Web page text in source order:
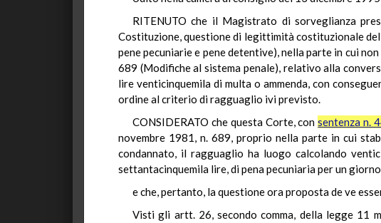
RITENUTO che il Magistrato di sorveglianza
Costituzione, questione di legittimità costituzionale
pene pecuniarie e pene detentive), nella parte in cui
689 (Modifiche al sistema penale), relativo alla
lire venticinquemila di multa o ammenda, con
ordine al criterio di ragguaglio ivi previsto.
CONSIDERATO che questa Corte, consentenza n.
novembre 1981, n. 689, proprio nella parte in cui
condannato, il ragguaglio ha luogo calcolando
settantacinquemila lire, di pena pecuniaria per un
e che, pertanto, la questione ora proposta de ve
Visti gli artt. 26, secondo comma, della legge 11